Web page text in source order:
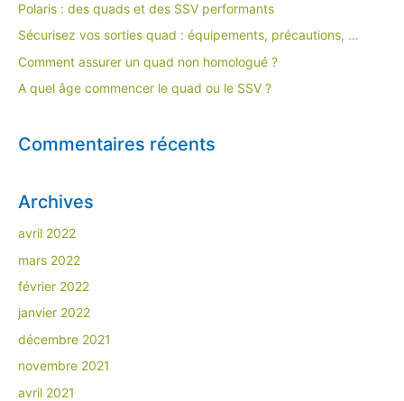
Polaris : des quads et des SSV performants
Sécurisez vos sorties quad : équipements, précautions, …
Comment assurer un quad non homologué ?​
A quel âge commencer le quad ou le SSV ?
Commentaires récents
Archives
avril 2022
mars 2022
février 2022
janvier 2022
décembre 2021
novembre 2021
avril 2021